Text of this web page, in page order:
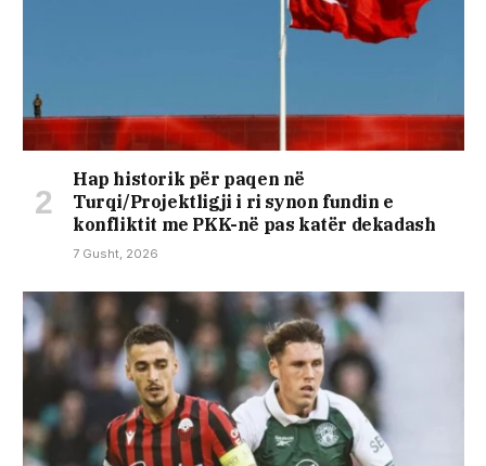
Hap historik për paqen në
Turqi/Projektligji i ri synon fundin e
konfliktit me PKK-në pas katër dekadash
7 Gusht, 2026